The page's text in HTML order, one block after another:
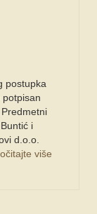
postupka
i
d.o.o.
više